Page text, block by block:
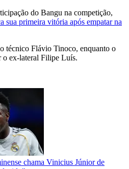
do Bangu na competição,
sua primeira vitória após empatar na
técnico Flávio Tinoco, enquanto o
o ex-lateral Filipe Luís.
chama Vinicius Júnior de